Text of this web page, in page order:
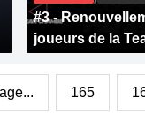
#3 -
joueurs de la
165